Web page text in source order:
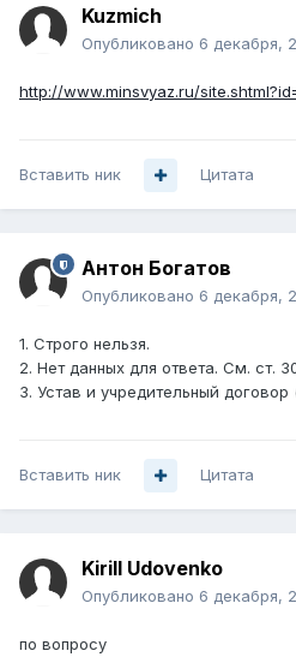
Kuzmich
Опубликовано 6 декабря,
http://www.minsvyaz.ru/
Вставить ник Цитата
Антон Богатов
Опубликовано 6 декабря,
1. Строго нельзя.
2. Нет данных для ответа. См. ст.
3. Устав и учредительный договор
Вставить ник Цитата
Kirill Udovenko
Опубликовано 6 декабря,
по вопросу